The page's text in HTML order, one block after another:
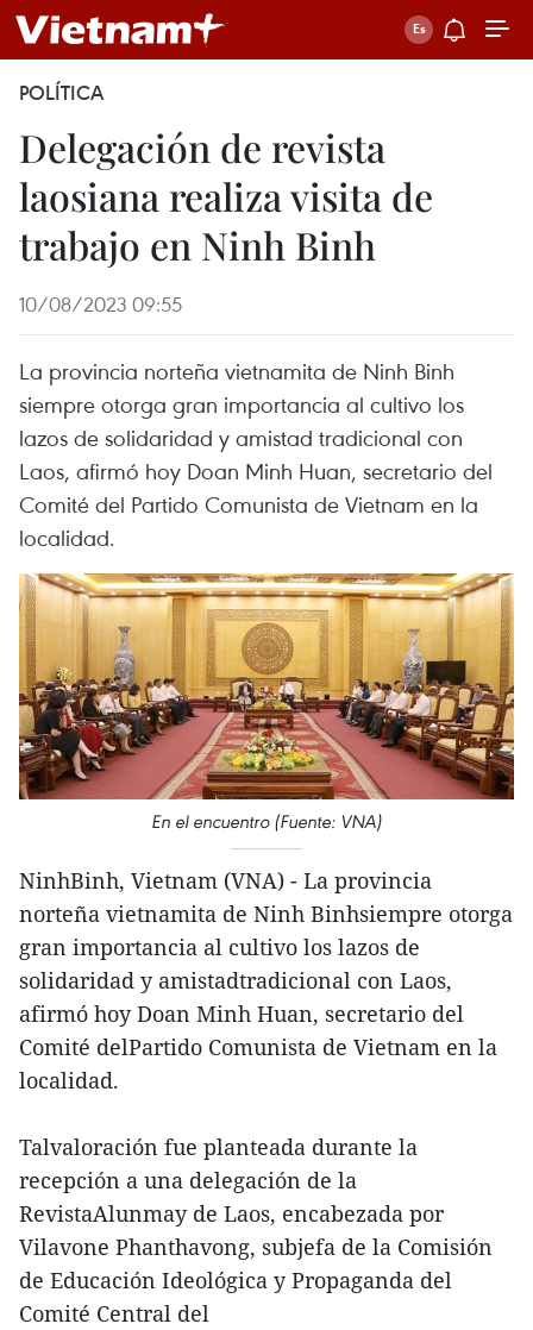
POLÍTICA
Delegación de revista
laosiana realiza visita de
trabajo en Ninh Binh
10/08/2023 09:55
La provincia norteña vietnamita de Ninh Binh
siempre otorga gran importancia al cultivo los
lazos de solidaridad y amistad tradicional con
Laos, afirmó hoy Doan Minh Huan, secretario del
Comité del Partido Comunista de Vietnam en la
localidad.
En el encuentro (Fuente: VNA)
NinhBinh, Vietnam (VNA) - La provincia
norteña vietnamita de Ninh Binhsiempre otorga
gran importancia al cultivo los lazos de
solidaridad y amistadtradicional con Laos,
afirmó hoy Doan Minh Huan, secretario del
Comité delPartido Comunista de Vietnam en la
localidad.
Talvaloración fue planteada durante la
recepción a una delegación de la
RevistaAlunmay de Laos, encabezada por
Vilavone Phanthavong, subjefa de la Comisión
de Educación Ideológica y Propaganda del
Comité Central del